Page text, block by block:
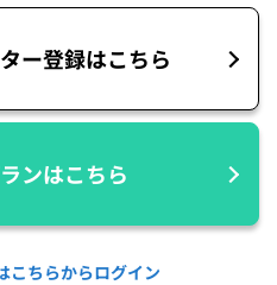
ー登録はこちら
ンはこちら
こちらからログイン